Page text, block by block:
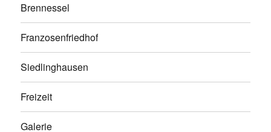
Brennessel
Franzosenfriedhof
Siedlinghausen
Freizeit
Galerie